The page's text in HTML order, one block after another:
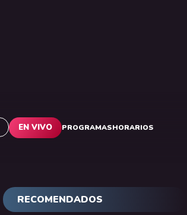
EN VIVO PROGRAMASHORARIOS
RECOMENDADOS